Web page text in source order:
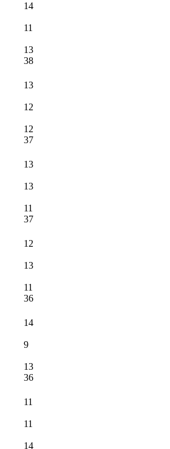
14
11
13
38
13
12
12
37
13
13
11
37
12
13
11
36
14
9
13
36
11
11
14